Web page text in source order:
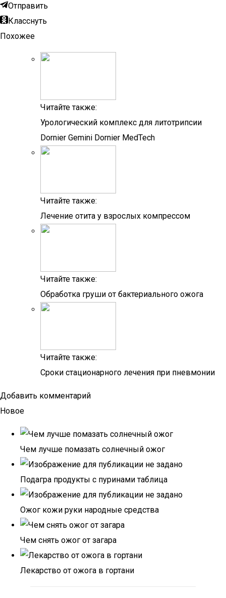
Отправить
Класснуть
Похожее
Читайте также:
Урологический комплекс для литотрипсии
Dornier Gemini Dornier MedTech
Читайте также:
Лечение отита у взрослых компрессом
Читайте также:
Обработка груши от бактериального ожога
Читайте также:
Сроки стационарного лечения при пневмонии
Добавить комментарий
Новое
Чем лучше помазать солнечный ожог
Подагра продукты с пуринами таблица
Ожог кожи руки народные средства
Чем снять ожог от загара
Лекарство от ожога в гортани